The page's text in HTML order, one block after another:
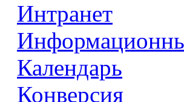
Интранет
Календарь
Конверсия